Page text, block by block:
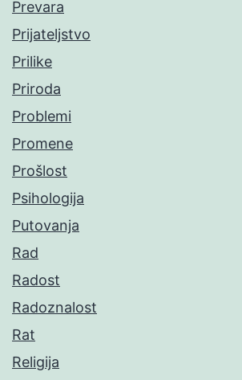
Prevara
Prijateljstvo
Prilike
Priroda
Problemi
Promene
Prošlost
Psihologija
Putovanja
Rad
Radost
Radoznalost
Rat
Religija